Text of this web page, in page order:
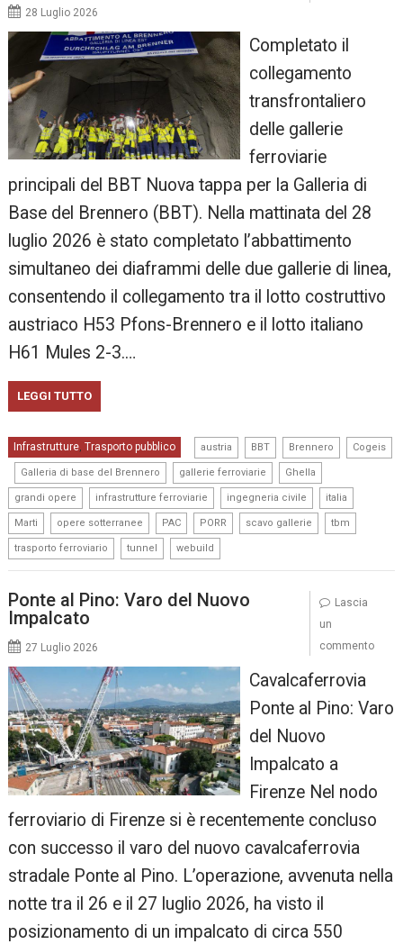
28 Luglio 2026
Completato il
collegamento
transfrontaliero
delle gallerie
ferroviarie
principali del BBT Nuova tappa per la Galleria di
Base del Brennero (BBT). Nella mattinata del 28
luglio 2026 è stato completato l’abbattimento
simultaneo dei diaframmi delle due gallerie di linea,
consentendo il collegamento tra il lotto costruttivo
austriaco H53 Pfons-Brennero e il lotto italiano
H61 Mules 2-3.…
LEGGI TUTTO
Infrastrutture,Trasporto pubblico austria BBT Brennero Cogeis
Galleria di base del Brennero gallerie ferroviarie Ghella
grandi opere infrastrutture ferroviarie ingegneria civile italia
Marti opere sotterranee PAC PORR scavo gallerie tbm
trasporto ferroviario tunnel webuild
Ponte al Pino: Varo del Nuovo
Impalcato
27 Luglio 2026
Cavalcaferrovia
Ponte al Pino: Varo
del Nuovo
Impalcato a
Firenze Nel nodo
ferroviario di Firenze si è recentemente concluso
con successo il varo del nuovo cavalcaferrovia
stradale Ponte al Pino. L’operazione, avvenuta nella
notte tra il 26 e il 27 luglio 2026, ha visto il
posizionamento di un impalcato di circa 550
Lascia
un
commento